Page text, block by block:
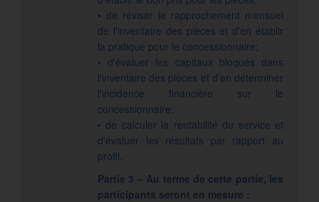
• de réviser le rapprochement mensuel
de l'inventaire des pièces et d'en établir
la pratique pour le concessionnaire;
• d'évaluer les capitaux bloqués dans
l'inventaire des pièces et d'en déterminer
l'incidence financière sur le
concessionnaire;
• de calculer la rentabilité du service et
d'évaluer les résultats par rapport au
profil.
Partie 3 – Au terme de cette partie, les
participants seront en mesure :